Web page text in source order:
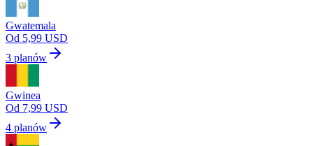
Gwatemala
Od 5,99 USD
3 planów
Gwinea
Od 7,99 USD
4 planów